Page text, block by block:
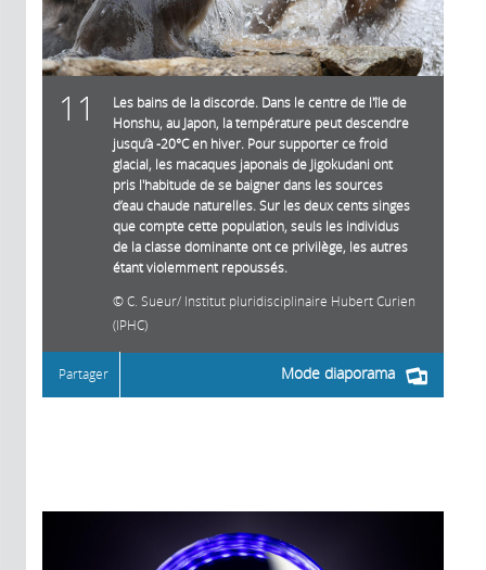
11
Les bains de la discorde. Dans le centre de l'île de
Honshu, au Japon, la température peut descendre
jusqu’à -20°C en hiver. Pour supporter ce froid
glacial, les macaques japonais de Jigokudani ont
pris l'habitude de se baigner dans les sources
d’eau chaude naturelles. Sur les deux cents singes
que compte cette population, seuls les individus
de la classe dominante ont ce privilège, les autres
étant violemment repoussés.
C. Sueur/ Institut pluridisciplinaire Hubert Curien
(IPHC)
Mode diaporama
Partager